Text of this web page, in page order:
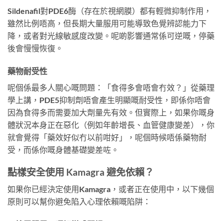
Sildenafil對PDE6酶（存在於視網膜）都有輕微抑制作用，
雖然比例唔高，但長期大量服用可能導致色覺辨認能力下
降，或者對光線敏感度改變。呢啲影響通常係可逆嘅，停藥
後會慢慢恢復。
藥物耐受性
呢個係最多人關心嘅問題：「食得多會唔會冇效？」從藥理
學上講，PDE5抑制劑唔會產生明顯嘅耐受性，即係你唔會
因為食得多而需要加大劑量先有效。但實際上，如果你嘅身
體狀況本身正在惡化（例如年齡增長、血管健康變差），你
就會覺得「藥效好似冇以前咁好」，呢個時候唔係藥物耐
受，而係你嘅身體基礎變差咗。
點樣安全使用 Kamagra 避免依賴？
如果你已經決定使用Kamagra，或者正在使用中，以下幾個
原則可以幫你避免陷入心理依賴嘅陷阱：